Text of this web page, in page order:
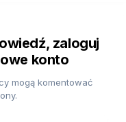
zaloguj
konto
mogą komentować